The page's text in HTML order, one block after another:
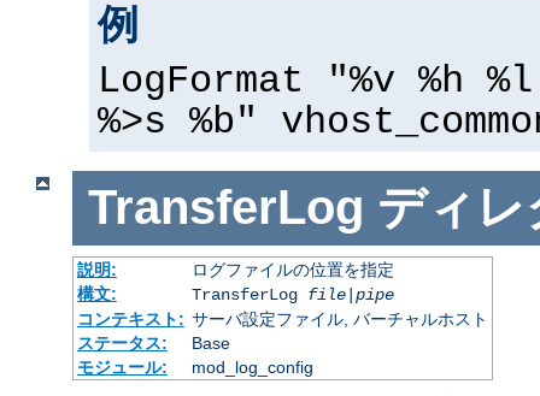
例
LogFormat "%v %h
%>s %b"
TransferLog ディレ
説明:
ログファイルの位置を指定
構文:
TransferLog file| pipe
コンテキスト: サーバ設定ファイル, バーチャルホスト
ステータス:
Base
モジュール:
mod_log_config